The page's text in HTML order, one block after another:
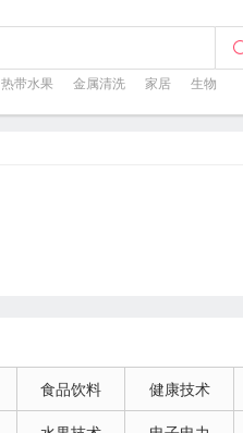
热带水果 金属清洗 家居 生物
食品饮料 健康技术